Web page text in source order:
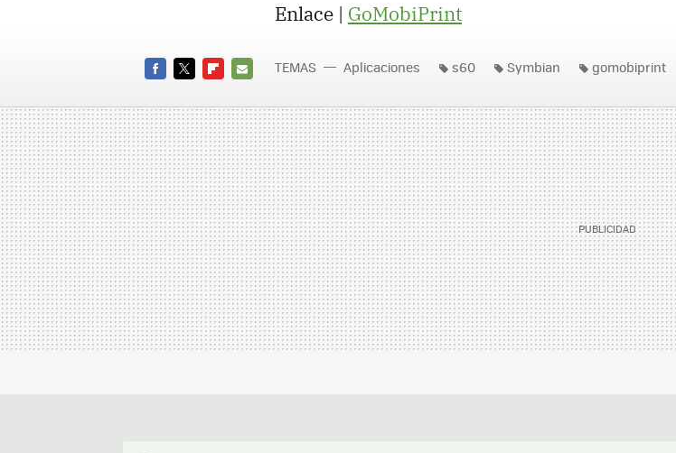
Enlace | GoMobiPrint
MAIL
TEMAS Aplicaciones s60 Symbian gomobiprint